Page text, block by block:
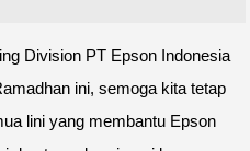
Division PT Epson Indonesia
ini, semoga kita tetap
lini yang membantu Epson